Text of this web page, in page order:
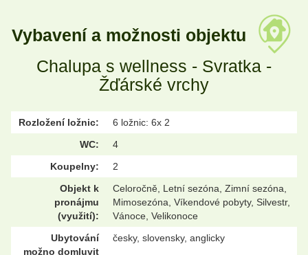
Vybavení a možnosti objektu
Chalupa s wellness - Svratka -
Žďárské vrchy
Rozložení ložnic:
6 ložnic: 6x 2
WC:
4
Koupelny:
2
Objekt k
pronájmu
(využití):
Celoročně, Letní sezóna, Zimní sezóna,
Mimosezóna, Víkendové pobyty, Silvestr,
Vánoce, Velikonoce
Ubytování
možno domluvit
česky, slovensky, anglicky